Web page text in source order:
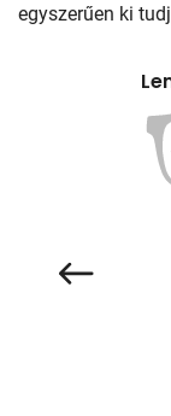
egyszerűen ki